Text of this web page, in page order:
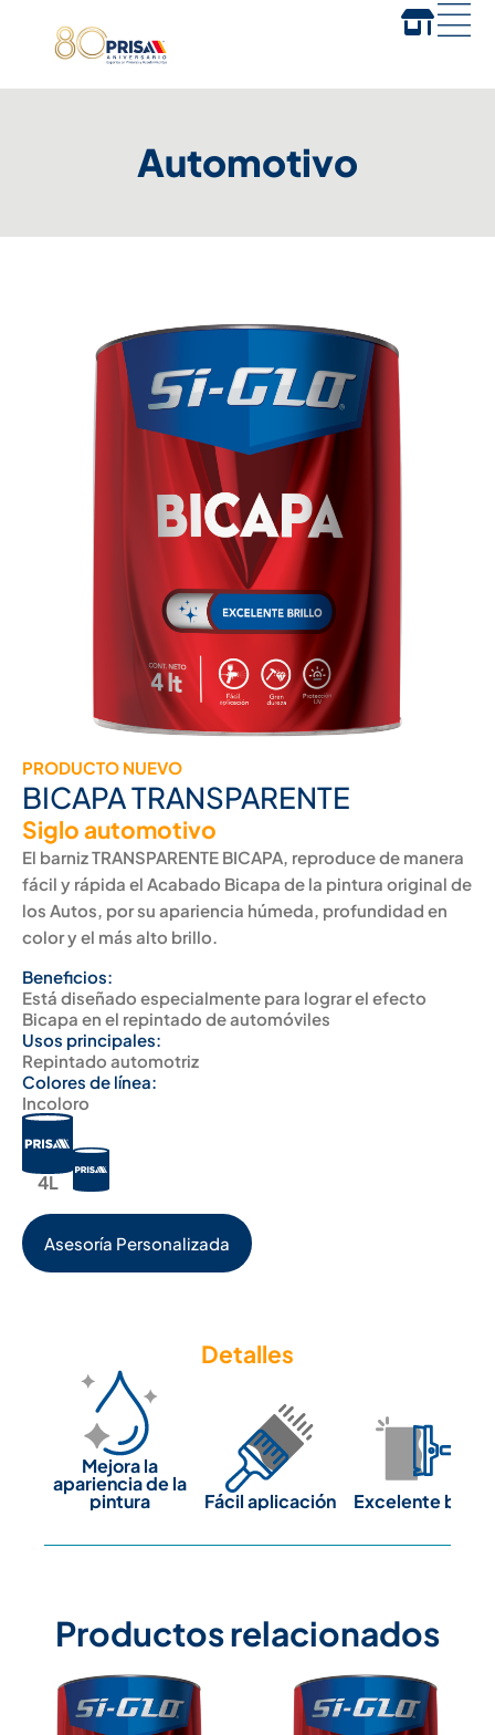
Automotivo
PRODUCTO NUEVO
BICAPA TRANSPARENTE
Siglo automotivo
El barniz TRANSPARENTE BICAPA, reproduce de manera
fácil y rápida el Acabado Bicapa de la pintura original de
los Autos, por su apariencia húmeda, profundidad en
color y el más alto brillo.
Beneficios:
Está diseñado especialmente para lograr el efecto
Bicapa en el repintado de automóviles
Usos principales:
Repintado automotriz
Colores de línea:
Incoloro
4L
Asesoría Personalizada
Detalles
Mejora la
apariencia de la
pintura Fácil aplicación Excelente brillo
Productos relacionados